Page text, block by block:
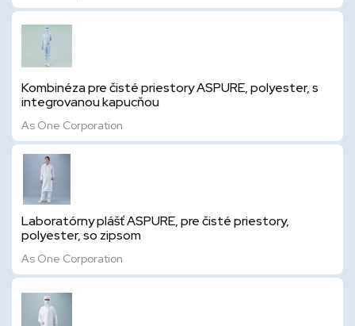
Kombinéza pre čisté priestory ASPURE, polyester, s
integrovanou kapucňou
As One Corporation
Laboratórny plášť ASPURE, pre čisté priestory,
polyester, so zipsom
As One Corporation